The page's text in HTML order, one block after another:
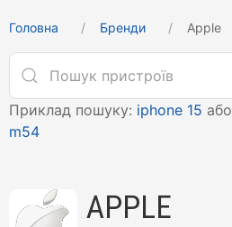
Головна Бренди Apple
Приклад пошуку: iphone 15 або
m54
APPLE